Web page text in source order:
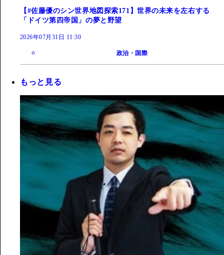
【#佐藤優のシン世界地図探索171】世界の未来を左右する
「ドイツ第四帝国」の夢と野望
2026年07月31日 11:30
政治・国際
もっと見る